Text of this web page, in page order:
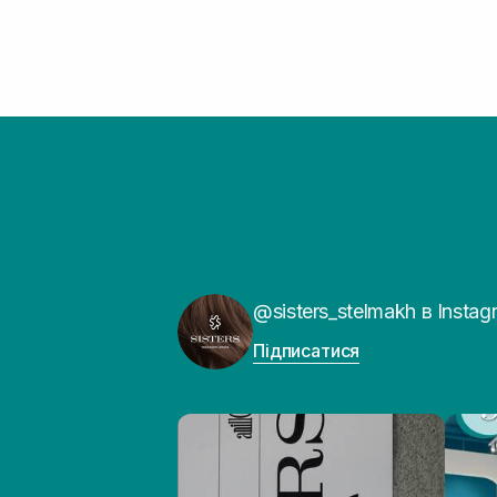
@sisters_stelmakh в
Підписатися